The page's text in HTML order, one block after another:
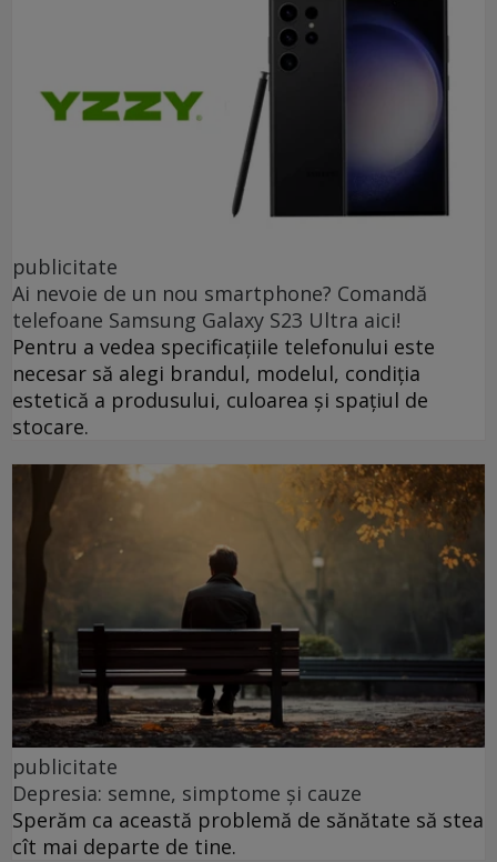
publicitate
Ai nevoie de un nou smartphone? Comandă
telefoane Samsung Galaxy S23 Ultra aici!
Pentru a vedea specificațiile telefonului este
necesar să alegi brandul, modelul, condiția
estetică a produsului, culoarea și spațiul de
stocare.
publicitate
Depresia: semne, simptome și cauze
Sperăm ca această problemă de sănătate să stea
cît mai departe de tine.